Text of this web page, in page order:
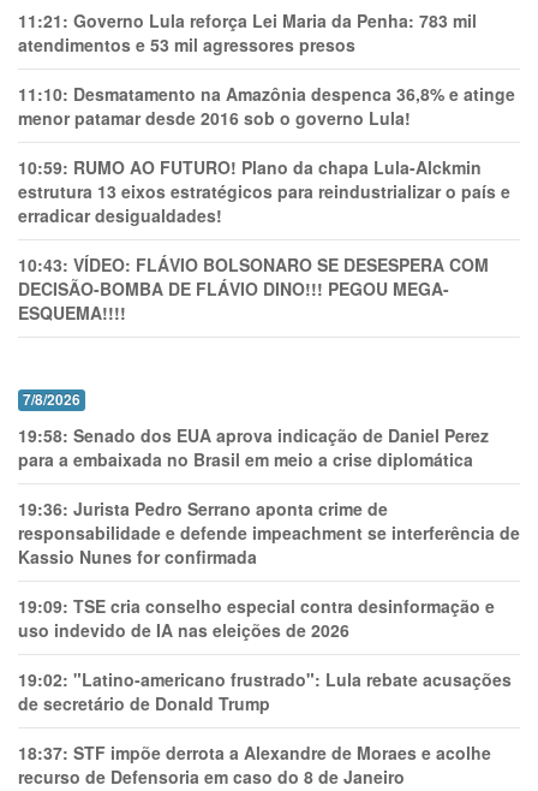
11:21: Governo Lula reforça Lei Maria da Penha: 783 mil
atendimentos e 53 mil agressores presos
11:10: Desmatamento na Amazônia despenca 36,8% e atinge
menor patamar desde 2016 sob o governo Lula!
10:59: RUMO AO FUTURO! Plano da chapa Lula-Alckmin
estrutura 13 eixos estratégicos para reindustrializar o país e
erradicar desigualdades!
10:43: VÍDEO: FLÁVIO BOLSONARO SE DESESPERA COM
DECISÃO-BOMBA DE FLÁVIO DINO!!! PEGOU MEGA-
ESQUEMA!!!!
7/8/2026
19:58: Senado dos EUA aprova indicação de Daniel Perez
para a embaixada no Brasil em meio a crise diplomática
19:36: Jurista Pedro Serrano aponta crime de
responsabilidade e defende impeachment se interferência de
Kassio Nunes for confirmada
19:09: TSE cria conselho especial contra desinformação e
uso indevido de IA nas eleições de 2026
19:02: "Latino-americano frustrado": Lula rebate acusações
de secretário de Donald Trump
18:37: STF impõe derrota a Alexandre de Moraes e acolhe
recurso de Defensoria em caso do 8 de Janeiro